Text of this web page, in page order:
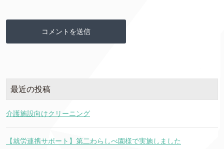
最近の投稿
介護施設向けクリーニング
【就労連携サポート】第二わらしべ園様で実施しました